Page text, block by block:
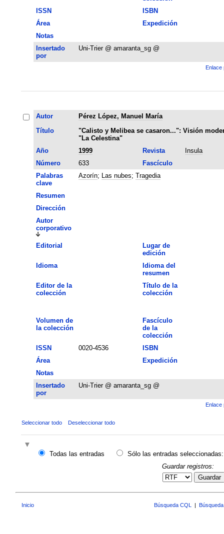
ISSN
ISBN
Área
Expedición
Notas
Insertado
por
Uni-Trier @ amaranta_sg @
Enlace
Autor
Pérez López, Manuel María
Título
"Calisto y Melibea se casaron...": Visión
"La Celestina"
Año
1999 Revista
Insula
Número
633
Fascículo
Palabras
clave
Azorín; Las nubes; Tragedia
Resumen
Dirección
Autor
corporativo
Editorial
Lugar de
edición
Idioma
Idioma del
resumen
Editor de la
colección
Título de la
colección
Volumen de
la colección
Fascículo
de la
colección
ISSN
0020-4536
ISBN
Área
Expedición
Notas
Insertado
por
Uni-Trier @ amaranta_sg @
Enlace
Seleccionar todo Deseleccionar todo
Todas las entradas
Sólo las entradas seleccionadas:
Guardar registros:
Guardar
Inicio Búsqueda CQL